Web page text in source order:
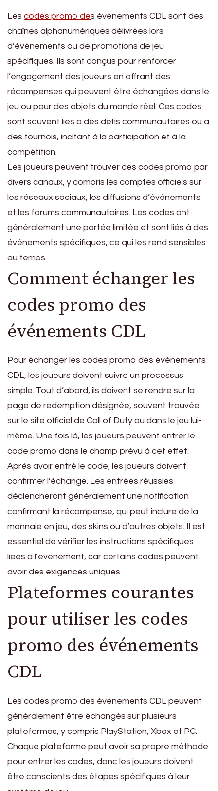
Les codes promo des événements CDL sont des
chaînes alphanumériques délivrées lors
d’événements ou de promotions de jeu
spécifiques. Ils sont conçus pour renforcer
l’engagement des joueurs en offrant des
récompenses qui peuvent être échangées dans le
jeu ou pour des objets du monde réel. Ces codes
sont souvent liés à des défis communautaires ou à
des tournois, incitant à la participation et à la
compétition.
Les joueurs peuvent trouver ces codes promo par
divers canaux, y compris les comptes officiels sur
les réseaux sociaux, les diffusions d’événements
et les forums communautaires. Les codes ont
généralement une portée limitée et sont liés à des
événements spécifiques, ce qui les rend sensibles
au temps.
Comment échanger les
codes promo des
événements CDL
Pour échanger les codes promo des événements
CDL, les joueurs doivent suivre un processus
simple. Tout d’abord, ils doivent se rendre sur la
page de redemption désignée, souvent trouvée
sur le site officiel de Call of Duty ou dans le jeu lui-
même. Une fois là, les joueurs peuvent entrer le
code promo dans le champ prévu à cet effet.
Après avoir entré le code, les joueurs doivent
confirmer l’échange. Les entrées réussies
déclencheront généralement une notification
confirmant la récompense, qui peut inclure de la
monnaie en jeu, des skins ou d’autres objets. Il est
essentiel de vérifier les instructions spécifiques
liées à l’événement, car certains codes peuvent
avoir des exigences uniques.
Plateformes courantes
pour utiliser les codes
promo des événements
CDL
Les codes promo des événements CDL peuvent
généralement être échangés sur plusieurs
plateformes, y compris PlayStation, Xbox et PC.
Chaque plateforme peut avoir sa propre méthode
pour entrer les codes, donc les joueurs doivent
être conscients des étapes spécifiques à leur